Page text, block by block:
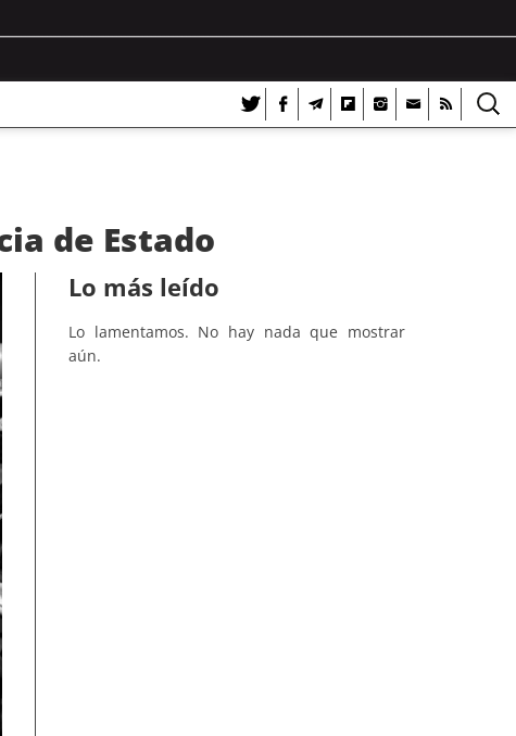
de Estado
Lo más leído
Lo lamentamos. No hay nada que mostrar
aún.